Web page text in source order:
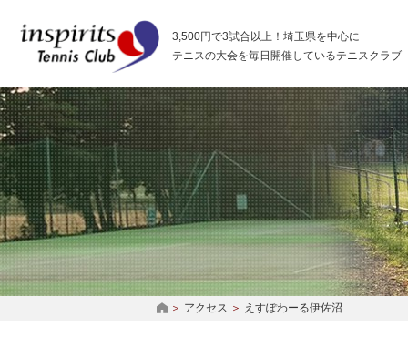
3,500円で3試合以上！埼玉県を中心に
テニスの大会を毎日開催しているテニスクラブ
インスピリッツテニスクラブ
HOMEアクセス えすぽわーる伊佐沼